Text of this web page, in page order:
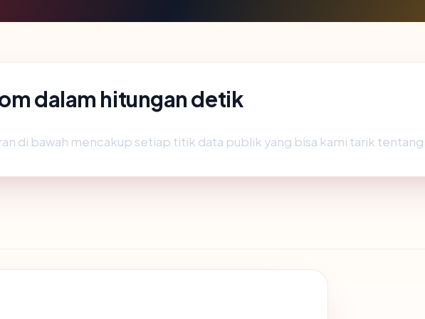
dalam hitungan detik
di bawah mencakup setiap titik data publik yang bisa kami tarik tentang